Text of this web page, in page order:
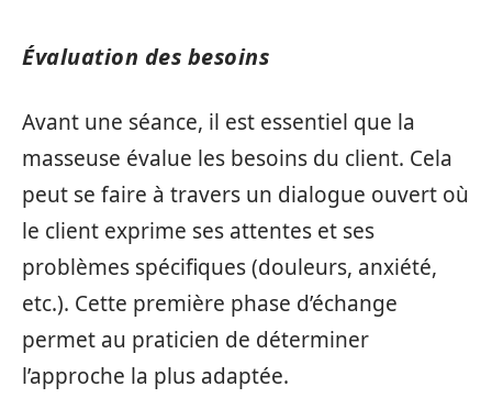
Évaluation des besoins
Avant une séance, il est essentiel que la
masseuse évalue les besoins du client. Cela
peut se faire à travers un dialogue ouvert où
le client exprime ses attentes et ses
problèmes spécifiques (douleurs, anxiété,
etc.). Cette première phase d’échange
permet au praticien de déterminer
l’approche la plus adaptée.